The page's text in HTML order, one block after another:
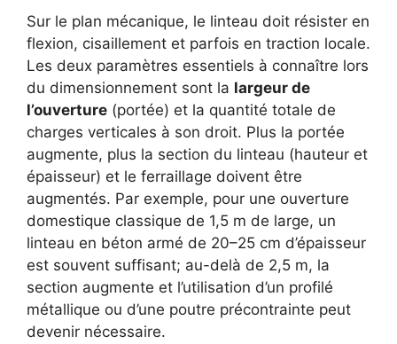
Sur le plan mécanique, le linteau doit résister en
flexion, cisaillement et parfois en traction locale.
Les deux paramètres essentiels à connaître lors
du dimensionnement sont la largeur de
l’ouverture (portée) et la quantité totale de
charges verticales à son droit. Plus la portée
augmente, plus la section du linteau (hauteur et
épaisseur) et le ferraillage doivent être
augmentés. Par exemple, pour une ouverture
domestique classique de 1,5 m de large, un
linteau en béton armé de 20–25 cm d’épaisseur
est souvent suffisant; au-delà de 2,5 m, la
section augmente et l’utilisation d’un profilé
métallique ou d’une poutre précontrainte peut
devenir nécessaire.